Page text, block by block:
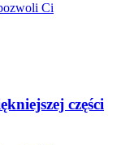
Ci
części